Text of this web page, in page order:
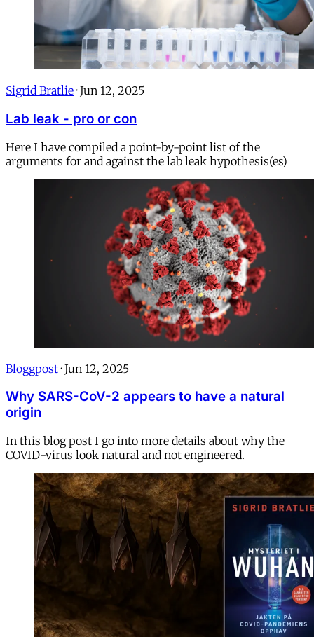
Sigrid Bratlie · Jun 12, 2025
Lab leak - pro or con
Here I have compiled a point-by-point list of the
arguments for and against the lab leak hypothesis(es)
Bloggpost · Jun 12, 2025
Why SARS-CoV-2 appears to have a natural
origin
In this blog post I go into more details about why the
COVID-virus look natural and not engineered.